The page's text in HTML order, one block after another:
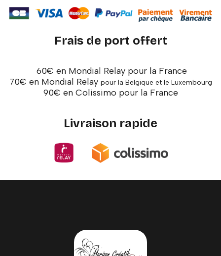
Frais de port offert
60€ en Mondial Relay pour la France
70€ en Mondial Relay pour la Belgique et le Luxembourg
90€ en Colissimo pour la France
Livraison rapide